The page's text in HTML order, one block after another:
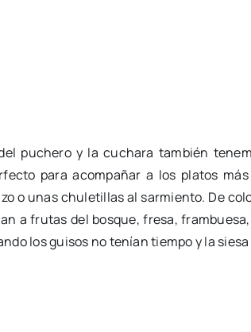
puchero y la cuchara también
para acompañar a los platos
o unas chuletillas al sarmiento. De
a frutas del bosque, fresa,
los guisos no tenían tiempo y la